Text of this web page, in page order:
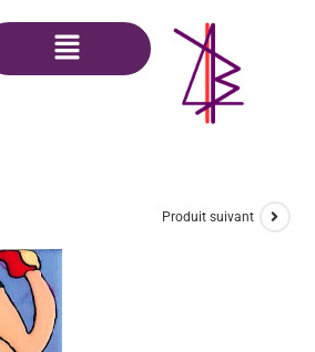
Produit suivant